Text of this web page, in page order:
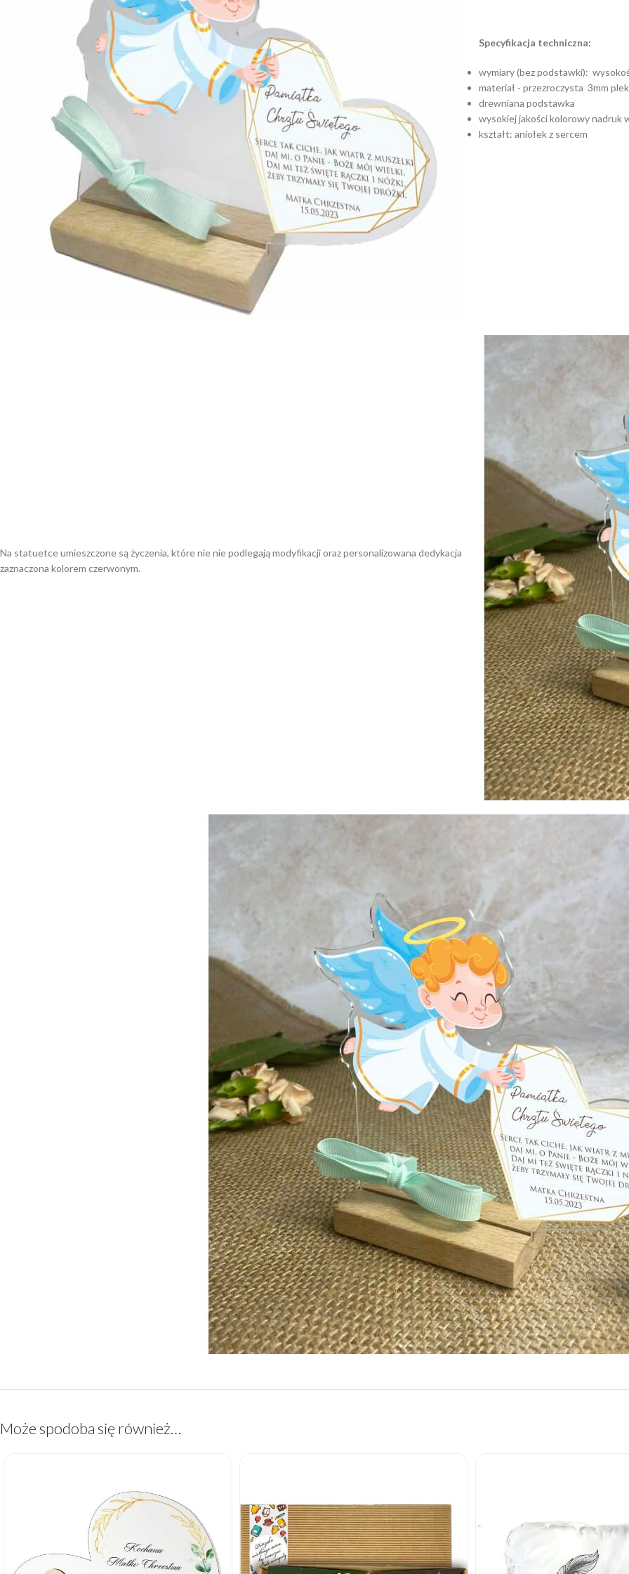
Specyfikacja techniczna:
wymiary (bez podstawki):
materiał - przezroczysta 3mm
drewniana podstawka
wysokiej jakości kolorowy nadruk
kształt: aniołek z sercem
Na statuetce umieszczone są życzenia, które nie nie podlegają modyfikacji oraz personalizowana dedykacja
zaznaczona kolorem czerwonym.
Może spodoba się również…